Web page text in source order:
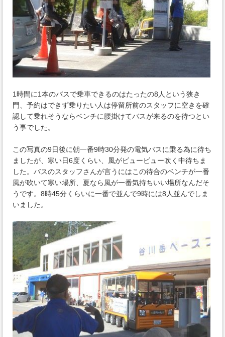
1時間に1本のバスで乗車できるのはたったの8人という狭き
門、予約はできず乗りたい人は停留所前のスタッフに空きを確
認して乗れそうならベンチに腰掛けてバスが来るのを待つとい
う事でした。
この写真の9日後に朝一番9時30分発の電気バスに乗る為に待ち
ましたが、寒い日6度くらい、風がビュービュー吹く中待ちま
した。バスのスタッフさんが言うにはこの待合のベンチが一番
風が吹いて寒い場所、夏なら風が一番気持ちいい場所なんだそ
うです。8時45分くらいに一番で並んで9時には8人並んでしま
いました。